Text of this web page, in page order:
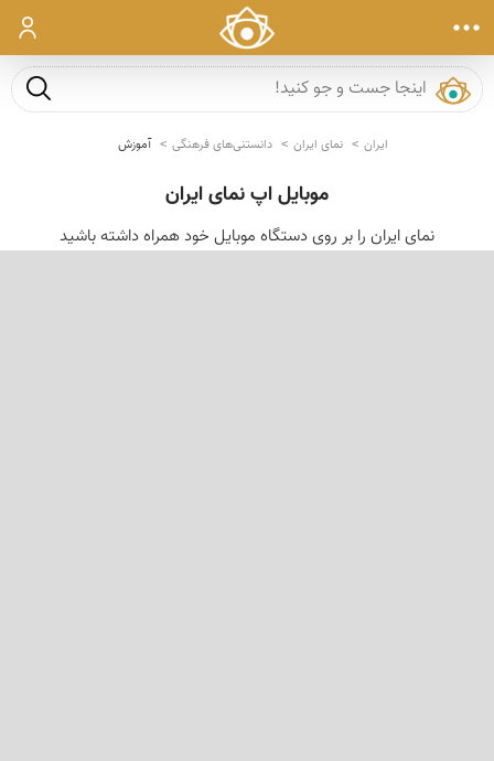
ورود
جست و
ایران نمای ایران دانستنی‌های فرهنگی آموزش
موبایل اپ نمای ایران
نمای ایران را بر روی دستگاه موبایل خود همراه داشته باشید